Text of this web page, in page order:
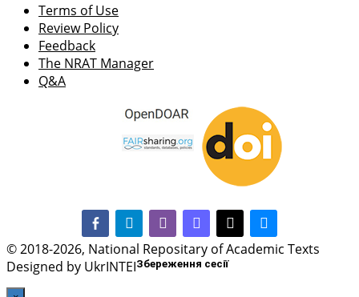
Terms of Use
Review Policy
Feedback
The NRAT Manager
Q&A
facebook-alt
telegramwhatsappmastodonthreadsbluesky
© 2018-2026, National Repositary of Academic Texts
Designed by UkrINTEIЗбереження сесії